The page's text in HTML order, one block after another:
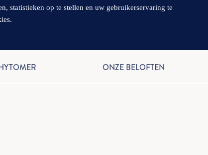
ONZE BELOFTEN
statistieken op te stellen en uw gebruikerservaring te